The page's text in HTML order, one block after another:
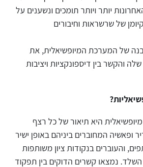
30 שנה האחרונות יותר ויותר תומכים ונשענים על
של שרשראות וחיבורים
של המערכת המיופשיאלית, את
והקשר בין דיספונקציות ויציבות
היא תיאור של כל רצף
ופאשיה המחוברים ביניהם באופן ישיר
והעוברים בנקודות ציון משותפות
נמצאו קשרים הדוקים בין תפקוד